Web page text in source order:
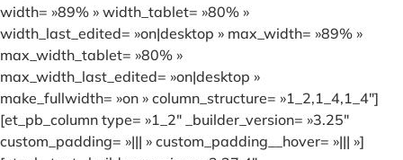
width= »89% » width_tablet= »80% »
width_last_edited= »on|desktop » max_width= »89% »
max_width_tablet= »80% »
max_width_last_edited= »on|desktop »
make_fullwidth= »on » column_structure= »1_2,1_4,1_4″]
[et_pb_column type= »1_2″ _builder_version= »3.25″
custom_padding= »||| » custom_padding__hover= »||| »]